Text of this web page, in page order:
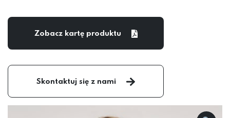
Zobacz kartę produktu
Skontaktuj się z nami